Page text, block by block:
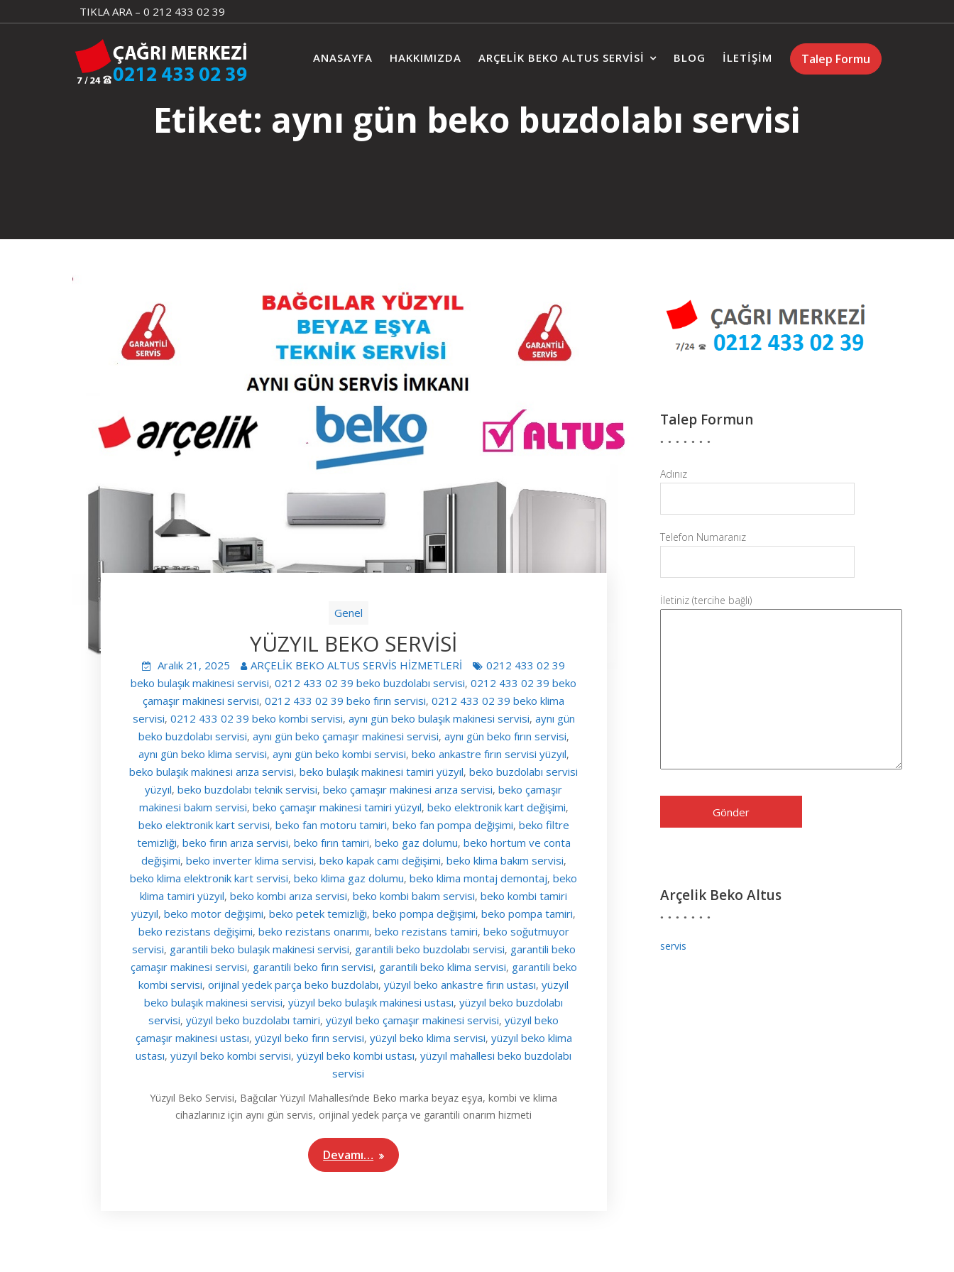
to
TIKLA ARA – 0 212 433 02 39
Talep Formu
ANASAYFA HAKKIMIZDA ARÇELIK BEKO ALTUS SERVISI BLOG İLETIŞIM
Etiket: aynı gün beko buzdolabı servisi
Genel
YÜZYIL BEKO SERVİSİ
Aralık 21, 2025 ARÇELİK BEKO ALTUS SERVİS HİZMETLERİ
0212 433 02 39
beko bulaşık makinesi servisi,0212 433 02 39 beko buzdolabı servisi,0212 433 02 39 beko
çamaşır makinesi servisi,0212 433 02 39 beko fırın servisi,0212 433 02 39 beko klima
servisi, 0212 433 02 39 beko kombi servisi, aynı gün beko bulaşık makinesi servisi, aynı gün
beko buzdolabı servisi, aynı gün beko çamaşır makinesi servisi, aynı gün beko fırın servisi,
aynı gün beko klima servisi, aynı gün beko kombi servisi, beko ankastre fırın servisi yüzyıl,
beko bulaşık makinesi arıza servisi,beko bulaşık makinesi tamiri yüzyıl,beko buzdolabı servisi
yüzyıl,beko buzdolabı teknik servisi,beko çamaşır makinesi arıza servisi,beko çamaşır
makinesi bakım servisi, beko çamaşır makinesi tamiri yüzyıl, beko elektronik kart değişimi,
beko elektronik kart servisi, beko fan motoru tamiri, beko fan pompa değişimi, beko filtre
temizliği, beko fırın arıza servisi, beko fırın tamiri, beko gaz dolumu, beko hortum ve conta
değişimi, beko inverter klima servisi, beko kapak camı değişimi, beko klima bakım servisi,
beko klima elektronik kart servisi,beko klima gaz dolumu,beko klima montaj demontaj,beko
klima tamiri yüzyıl,beko kombi arıza servisi,beko kombi bakım servisi,beko kombi tamiri
yüzyıl,beko motor değişimi,beko petek temizliği,beko pompa değişimi,beko pompa tamiri,
beko rezistans değişimi, beko rezistans onarımı, beko rezistans tamiri, beko soğutmuyor
servisi, garantili beko bulaşık makinesi servisi, garantili beko buzdolabı servisi, garantili beko
çamaşır makinesi servisi, garantili beko fırın servisi, garantili beko klima servisi, garantili beko
kombi servisi,orijinal yedek parça beko buzdolabı,yüzyıl beko ankastre fırın ustası,yüzyıl
beko bulaşık makinesi servisi,yüzyıl beko bulaşık makinesi ustası,yüzyıl beko buzdolabı
servisi,yüzyıl beko buzdolabı tamiri,yüzyıl beko çamaşır makinesi servisi,yüzyıl beko
çamaşır makinesi ustası, yüzyıl beko fırın servisi, yüzyıl beko klima servisi, yüzyıl beko klima
ustası,yüzyıl beko kombi servisi,yüzyıl beko kombi ustası,yüzyıl mahallesi beko buzdolabı
servisi
Yüzyıl Beko Servisi, Bağcılar Yüzyıl Mahallesi’nde Beko marka beyaz eşya, kombi ve klima
cihazlarınız için aynı gün servis, orijinal yedek parça ve garantili onarım hizmeti
Devamı…
Talep Formun
Adınız
Telefon Numaranız
İletiniz (tercihe bağlı)
Arçelik Beko Altus
servis